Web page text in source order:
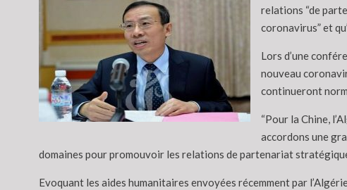
relations “de
coronavirus” et
Lors d’une
nouveau
continueront
“Pour la Chine,
accordons une
domaines pour promouvoir les relations de partenariat
Evoquant les aides humanitaires envoyées récemment par